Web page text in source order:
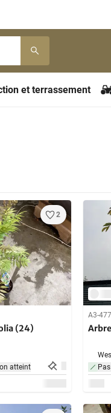
et terrassement
2
(24)
atteint
A3-